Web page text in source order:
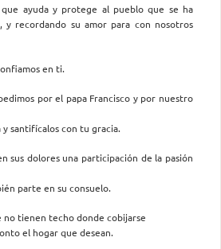
que ayuda y protege al pueblo que se ha
y recordando su amor para con nosotros
en ti.
por el papa Francisco y por nuestro
santifícalos con tu gracia.
sus dolores una participación de la pasión
parte en su consuelo.
no tienen techo donde cobijarse
el hogar que desean.